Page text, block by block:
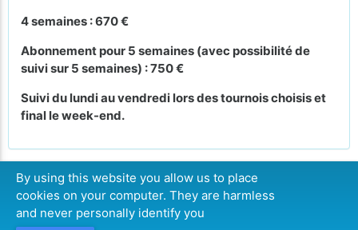
4 semaines : 670 €
Abonnement pour 5 semaines (avec possibilité de
suivi sur 5 semaines) : 750 €
Suivi du lundi au vendredi lors des tournois choisis et
final le week-end.
CONTINUE
By using this website you allow us to place
cookies on your computer. They are harmless
and never personally identify you